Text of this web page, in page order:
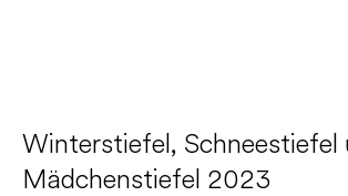
Winterstiefel, Schneestiefel
Mädchenstiefel 2023